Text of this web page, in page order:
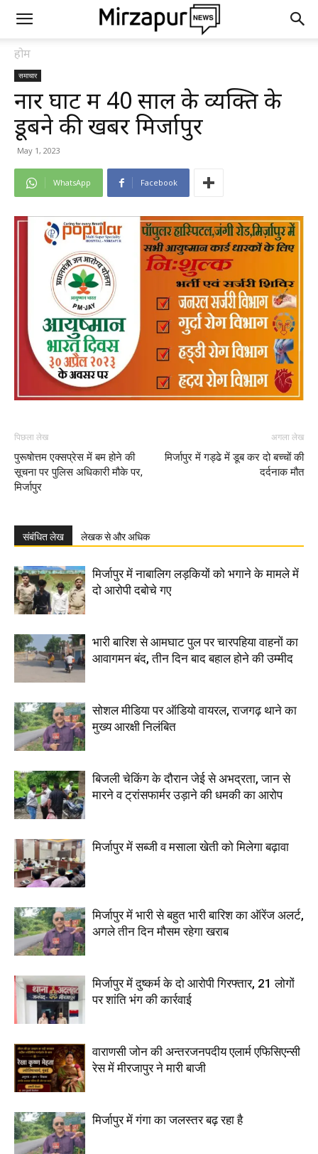
होम
समाचार
नार घाट में 40 साल के व्यक्ति के
डूबने की खबर मिर्जापुर
May 1, 2023
WhatsApp Facebook
पिछला लेख
पुरूषोत्तम एक्सप्रेस में बम होने की
सूचना पर पुलिस अधिकारी मौके पर,
मिर्जापुर
अगला लेख
मिर्जापुर में गड्ढे में डूब कर दो बच्चों की
दर्दनाक मौत
संबंधित लेख लेखक से और अधिक
मिर्जापुर में नाबालिग लड़कियों को भगाने के मामले में
दो आरोपी दबोचे गए
भारी बारिश से आमघाट पुल पर चारपहिया वाहनों का
आवागमन बंद, तीन दिन बाद बहाल होने की उम्मीद
सोशल मीडिया पर ऑडियो वायरल, राजगढ़ थाने का
मुख्य आरक्षी निलंबित
बिजली चेकिंग के दौरान जेई से अभद्रता, जान से
मारने व ट्रांसफार्मर उड़ाने की धमकी का आरोप
मिर्जापुर में सब्जी व मसाला खेती को मिलेगा बढ़ावा
मिर्जापुर में भारी से बहुत भारी बारिश का ऑरेंज अलर्ट,
अगले तीन दिन मौसम रहेगा खराब
मिर्जापुर में दुष्कर्म के दो आरोपी गिरफ्तार, 21 लोगों
पर शांति भंग की कार्रवाई
वाराणसी जोन की अन्तरजनपदीय एलार्म एफिसिएन्सी
रेस में मीरजापुर ने मारी बाजी
मिर्जापुर में गंगा का जलस्तर बढ़ रहा है